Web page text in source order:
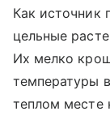
Как источник
цельные
Их мелко
температуры
теплом месте